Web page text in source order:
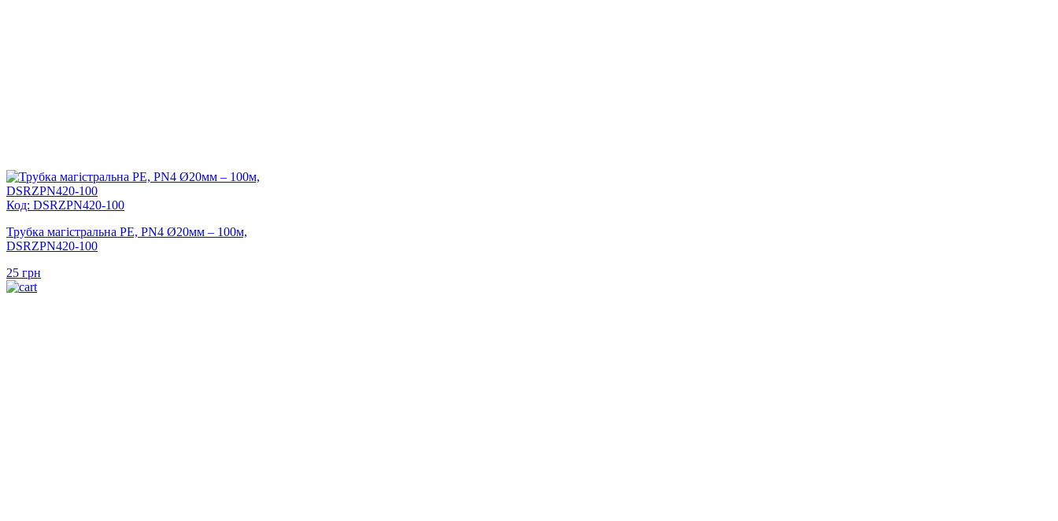
Код: DSRZPN420-100
Трубка магістральна PE, PN4 Ø20мм – 100м,
DSRZPN420-100
25 грн